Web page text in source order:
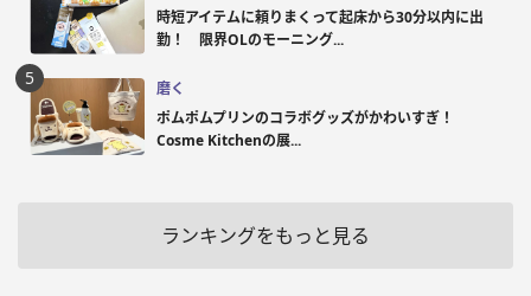
時短アイテムに頼りまくって起床から30分以内に出
勤！ 限界OLのモーニング...
磨く
ポムポムプリンのコラボグッズがかわいすぎ！
Cosme Kitchenの展...
ランキングをもっと見る